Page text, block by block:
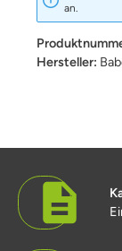
an.
Hersteller: